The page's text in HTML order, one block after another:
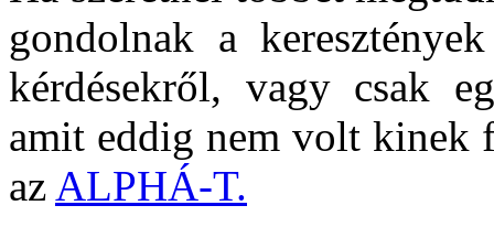
gondolnak a
kérdésekről, vagy csak
amit eddig nem volt kinek
az ALPHÁ-T.